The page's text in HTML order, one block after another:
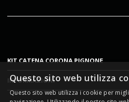
KIT CATENA CORONA PIGNONE
INFORMAZIONI
Questo sito web utilizza
Questo sito web utilizza i cookie per